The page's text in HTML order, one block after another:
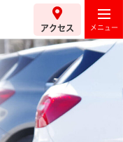
アクセス